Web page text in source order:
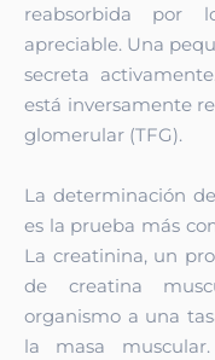
reabsorbida por
apreciable. Una
secreta
está inversamente
glomerular (TFG).
La determinación
es la prueba más
La creatinina, un
de creatina
organismo a una
la masa